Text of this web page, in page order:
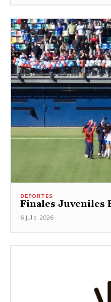
DEPORTES
Finales Juveniles
6 Julio, 2026